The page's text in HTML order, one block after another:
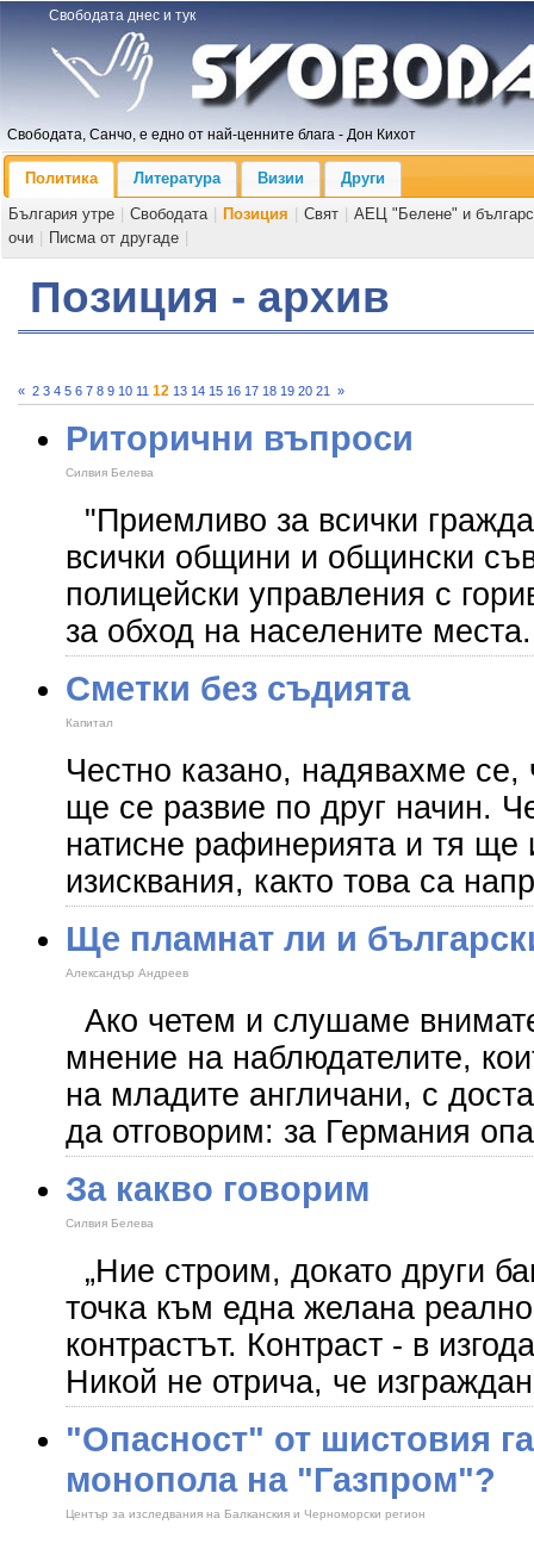
Свободата днес и тук
Свободата, Санчо, е едно от най-ценните блага - Дон Кихот
Политика Литература Визии
Други
България утре
Свободата Позиция Свят
АЕЦ "Белене" и
очи
Писма от другаде
Позиция - архив
« 2 3 4 5 6 7 8 9 10 11 12 13 14 15 16 17 18 19 20 21 »
Риторични въпроси
Силвия Белева
"Приемливо за всички
всички общини и общински
полицейски управления с
за обход на населените
Сметки без съдията
Капитал
Честно казано, надявахме се,
ще се развие по друг начин.
натисне рафинерията и тя ще
изисквания, както това са
Ще пламнат ли и
Александър Андреев
Ако четем и слушаме
мнение на наблюдателите,
на младите англичани, с
да отговорим: за Германия
За какво говорим
Силвия Белева
„Ние строим, докато други
точка към една желана
контрастът. Контраст - в
Никой не отрича, че
"Опасност" от шистовия
монопола на "Газпром"?
Център за изследвания на Балканския и Черноморски регион